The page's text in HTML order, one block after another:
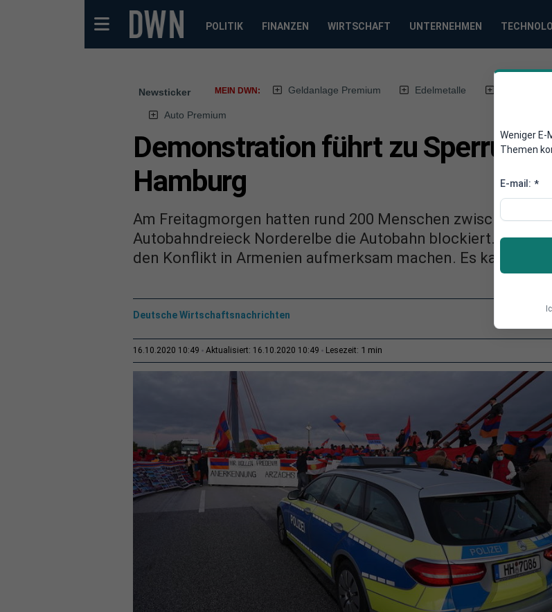
POLITIK FINANZEN WIRTSCHAFT UNTERNEHMEN
Newsticker MEIN DWN: Geldanlage Premium Edelmetalle
Auto Premium
Demonstration führt zu Sperrung
Hamburg
Am Freitagmorgen hatten rund 200 Menschen zwischen
Autobahndreieck Norderelbe die Autobahn blockiert. Sie
den Konflikt in Armenien aufmerksam machen. Es kam zu
Deutsche Wirtschaftsnachrichten
16.10.2020 10:49 Aktualisiert: 16.10.2020 10:49 Lesezeit: 1 min
Weniger E-
Themen
E-mail: *